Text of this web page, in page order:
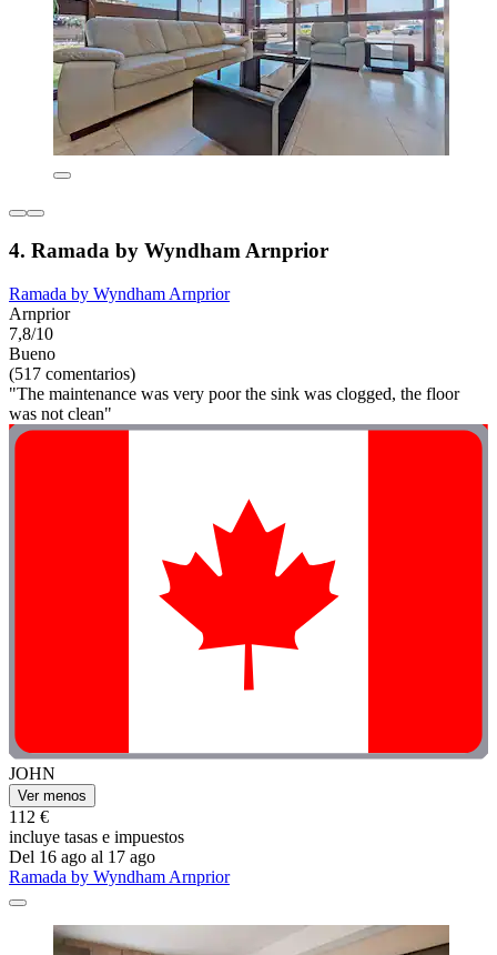
4. Ramada by Wyndham Arnprior
Ramada by Wyndham Arnprior
Arnprior
7,8/10
Bueno
(517 comentarios)
"The maintenance was very poor the sink was clogged, the floor
was not clean"
JOHN
Ver menos
112 €
incluye tasas e impuestos
Del 16 ago al 17 ago
Ramada by Wyndham Arnprior